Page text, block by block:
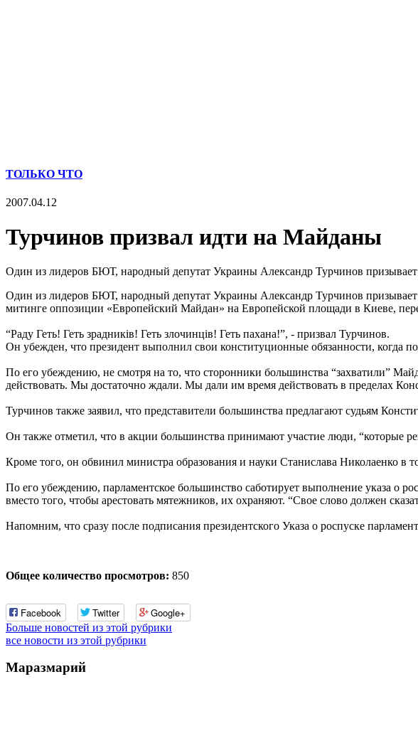
ТОЛЬКО ЧТО
2007.04.12
Турчинов призвал идти на Майданы
Один из лидеров БЮТ, народный депутат Украины Александр Турчинов
Один из лидеров БЮТ, народный депутат Украины Александр Турчинов
митинге оппозиции «Европейский Майдан» на Европейской площади в Киеве,
“Раду Геть! Геть зрадників! Геть злочинців! Геть пахана!”, - призвал Турчинов.
Он убежден, что президент выполнил свои конституционные обязанности, когда
По его убеждению, не смотря на то, что сторонники большинства “захватили”
действовать. Мы достаточно ждали. Мы дали им время действовать в пределах
Турчинов также заявил, что представители большинства предлагают судьям
Он также отметил, что в акции большинства принимают участие люди, “которые
Кроме того, он обвинил министра образования и науки Станислава Николаенко в
По его убеждению, парламентское большинство саботирует выполнение указа о
вместо того, чтобы арестовать мятежников, их охраняют. “Свое слово должен
Напомним, что сразу после подписания президентского Указа о роспуске
Общее количество просмотров: 850
Facebook Twitter Google+
Больше новостей из этой рубрики
все новости из этой рубрики
Маразмарий